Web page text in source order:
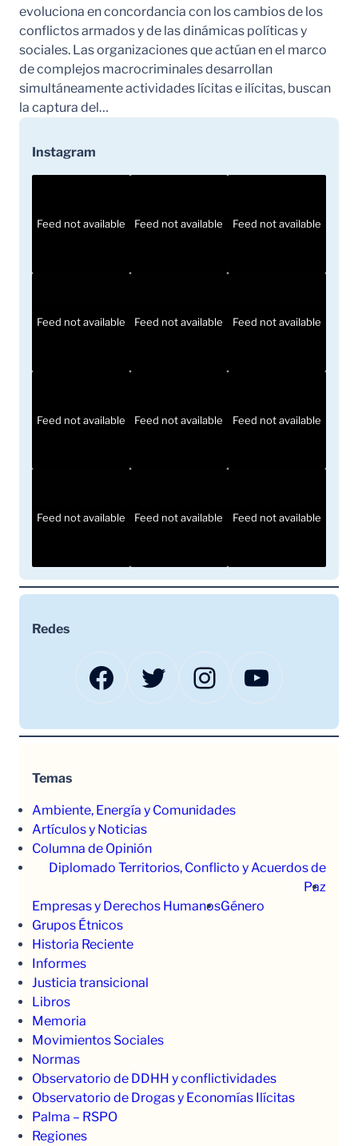
evoluciona en concordancia con los cambios de los
conflictos armados y de las dinámicas políticas y
sociales. Las organizaciones que actúan en el marco
de complejos macrocriminales desarrollan
simultáneamente actividades lícitas e ilícitas, buscan
la captura del…
Instagram
Feed not available Feed not available Feed not available
Feed not available Feed not available Feed not available
Feed not available Feed not available Feed not available
Feed not available Feed not available Feed not available
Redes
Facebook Twitter Instagram YouTube
Temas
Ambiente, Energía y Comunidades
Artículos y Noticias
Columna de Opinión
Diplomado Territorios, Conflicto y Acuerdos de
Paz
Empresas y Derechos HumanosGénero
Grupos Étnicos
Historia Reciente
Informes
Justicia transicional
Libros
Memoria
Movimientos Sociales
Normas
Observatorio de DDHH y conflictividades
Observatorio de Drogas y Economías Ilícitas
Palma – RSPO
Regiones